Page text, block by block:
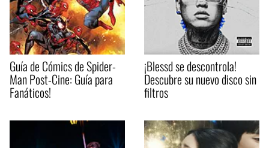
Guía de Cómics de Spider-
Man Post-Cine: Guía para
Fanáticos!
¡Blessd se descontrola!
Descubre su nuevo disco sin
filtros